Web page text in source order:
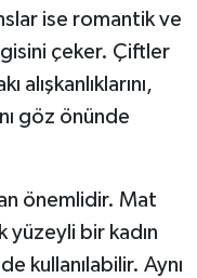
ise romantik ve
çeker. Çiftler
göz önünde
önemlidir. Mat
yüzeyli bir kadın
kullanılabilir. Aynı